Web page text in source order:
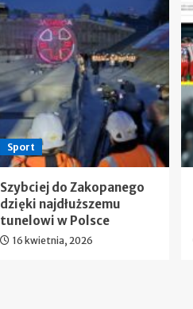
Sport
Szybciej do Zakopanego
dzięki najdłuższemu
tunelowi w Polsce
16 kwietnia, 2026